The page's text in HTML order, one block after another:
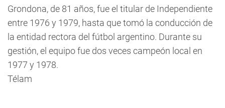
Grondona, de 81 años, fue el titular de Independiente
entre 1976 y 1979, hasta que tomó la conducción de
la entidad rectora del fútbol argentino. Durante su
gestión, el equipo fue dos veces campeón local en
1977 y 1978.
Télam